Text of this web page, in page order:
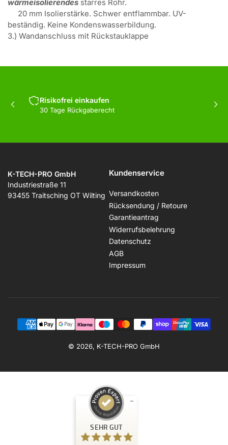
wärmeisolierendes starres Rohr.
20 mm Isolierstärke. Schwer entflammbar. UV-
beständig. Keine Kondenswasserbildung.
3.) Wandanschluss mit Rückstauklappe
Risikofrei einkaufen
30 Tage Rückgaberecht
Vorherige
K-TECH-PRO GmbH
Industriestraße 11
93455 Traitsching OT Wilting
Kundenservice
Versandkosten
Rücksendung / Retoure
Garantieantrag
Widerrufsbelehrung
Datenschutz
AGB
Impressum
© 2026, K-TECH-PRO GmbH
Zahlungsmethoden
SEHR GUT
Kundenbewertungen und Erfahrungen zu
K-TECH-PRO GmbH